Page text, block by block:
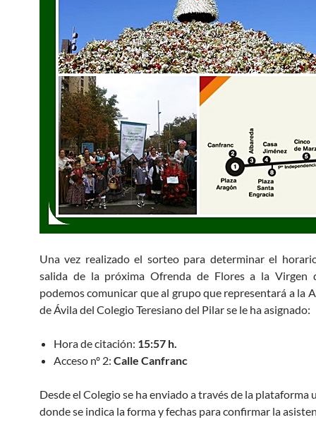
Una vez realizado el sorteo para determinar el
salida de la próxima Ofrenda de Flores a la Virgen
podemos comunicar que al grupo que representará a la
de Ávila del Colegio Teresiano del Pilar se le ha asignado:
Hora de citación: 15:57 h.
Acceso nº 2: Calle Canfranc
Desde el Colegio se ha enviado a través de la plataforma
donde se indica la forma y fechas para confirmar la